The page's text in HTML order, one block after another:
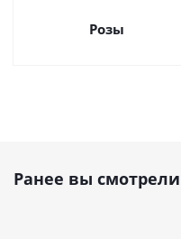
Розы
Ранее вы смотрели